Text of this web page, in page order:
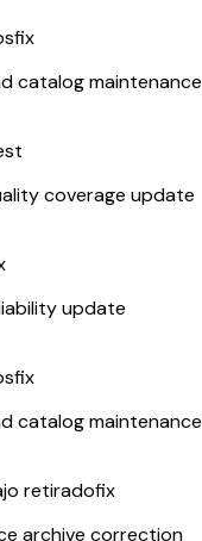
fix
catalog maintenance
coverage update
update
fix
catalog maintenance
retiradofix
archive correction